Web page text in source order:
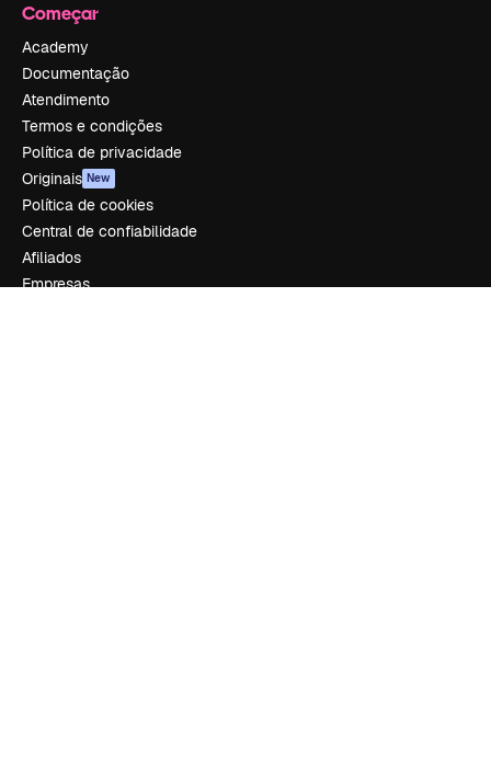
Começar
Academy
Documentação
Atendimento
Termos e condições
Política de privacidade
Originais New
Política de cookies
Central de confiabilidade
Afiliados
Empresas